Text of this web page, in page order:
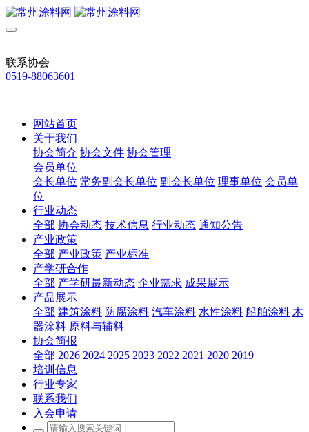
联系协会
0519-88063601
网站首页
关于我们
协会简介 协会文件 协会管理
会员单位
会长单位 常务副会长单位 副会长单位 理事单位 会员单
位
行业动态
全部 协会动态 技术信息 行业动态 通知公告
产业政策
全部 产业政策 产业标准
产学研合作
全部 产学研最新动态 企业需求 成果展示
产品展示
全部 建筑涂料 防腐涂料 汽车涂料 水性涂料 船舶涂料 木
器涂料 原料与辅料
协会简报
全部 2026 2024 2025 2023 2022 2021 2020 2019
培训信息
行业专家
联系我们
入会申请